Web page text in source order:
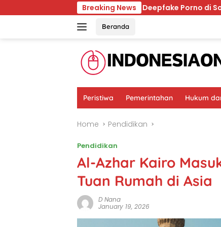
to
Breaking News
Deepfake Porno di Solo, Trauma
Beranda
Peristiwa Pemerintahan Hukum
Home Pendidikan
Pendidikan
Al-Azhar Kairo
Tuan Rumah di Asia
D Nana
January 19, 2026